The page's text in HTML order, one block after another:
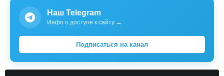
Наш Telegram
Инфо о доступе к сайту →
Подписаться на канал